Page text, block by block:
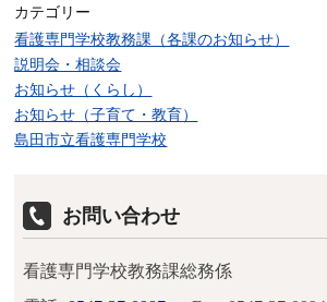
カテゴリー
看護専門学校教務課（各課のお知らせ）
説明会・相談会
お知らせ（くらし）
お知らせ（子育て・教育）
島田市立看護専門学校
お問い合わせ
看護専門学校教務課総務係